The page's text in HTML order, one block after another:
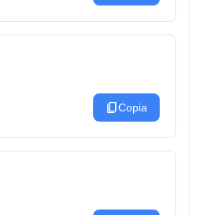
content_copyCopia